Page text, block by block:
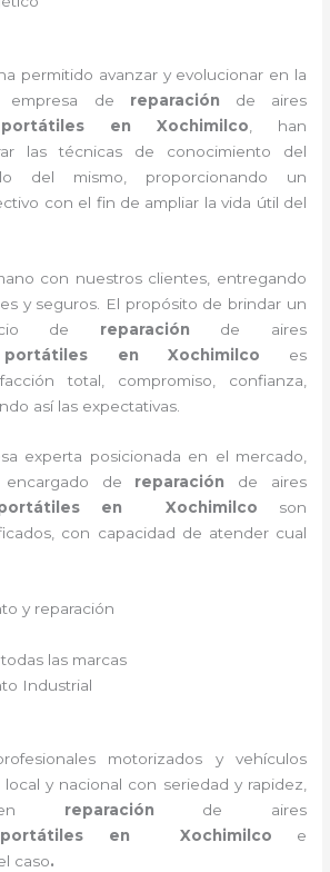
permitido avanzar y evolucionar en la
empresa de reparación de aires
portátiles en Xochimilco, han
las técnicas de conocimiento del
del mismo, proporcionando un
con el fin de ampliar la vida útil del
con nuestros clientes, entregando
y seguros. El propósito de brindar un
de reparación de aires
portátiles en Xochimilco
es
total, compromiso, confianza,
así las expectativas.
experta posicionada en el mercado,
encargado de reparación de aires
en Xochimilco
son
con capacidad de atender cual
y reparación
las marcas
Industrial
motorizados y vehículos
y nacional con seriedad y rapidez,
reparación de aires
portátiles en Xochimilco e
caso.